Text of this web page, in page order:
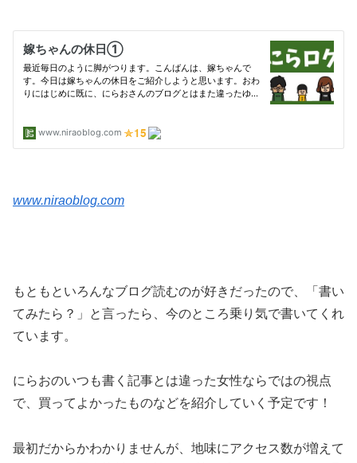
www.niraoblog.com
もともといろんなブログ読むのが好きだったので、「書い
てみたら？」と言ったら、今のところ乗り気で書いてくれ
ています。
にらおのいつも書く記事とは違った女性ならではの視点
で、買ってよかったものなどを紹介していく予定です！
最初だからかわかりませんが、地味にアクセス数が増えて